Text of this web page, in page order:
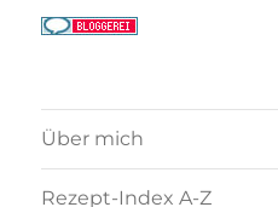
Über mich
Rezept-Index A-Z